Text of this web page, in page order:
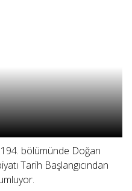
bölümünde Doğan
Tarih Başlangıcından